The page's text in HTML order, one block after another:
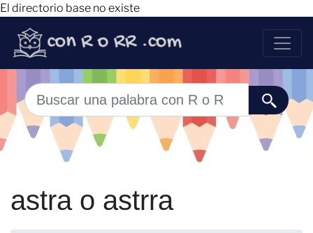
El directorio base no existe
astra o astrra